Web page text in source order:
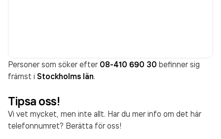
Personer som söker efter 08-410 690 30 befinner sig
främst i Stockholms län.
Tipsa oss!
Vi vet mycket, men inte allt. Har du mer info om det här
telefonnumret? Berätta för oss!